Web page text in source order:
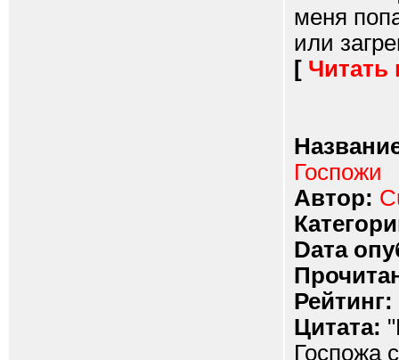
меня
или
[ Читать
Госпожи
Автор:
Dата
Рейтинг:
Цитата:
Госпожа